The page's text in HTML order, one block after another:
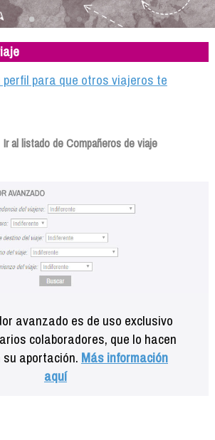
para que otros viajeros te
Ir al listado de Compañeros de viaje
avanzado es de uso exclusivo
colaboradores, que lo hacen
su aportación. Más información
aquí